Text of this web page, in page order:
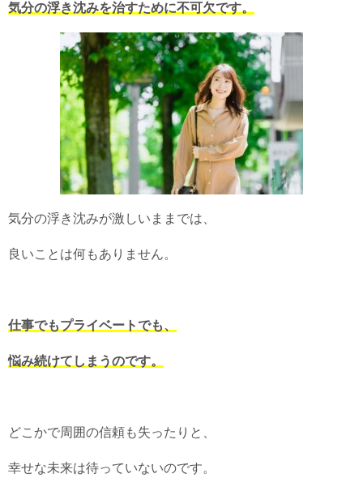
気分の浮き沈みを治すために不可欠です。
気分の浮き沈みが激しいままでは、
良いことは何もありません。
仕事でもプライベートでも、
悩み続けてしまうのです。
どこかで周囲の信頼も失ったりと、
幸せな未来は待っていないのです。